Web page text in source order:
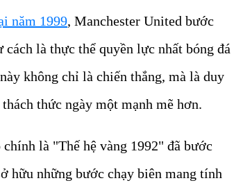
năm 1999, Manchester United bước
là thực thể quyền lực nhất bóng đá
không chỉ là chiến thắng, mà là duy
thức ngày một mạnh mẽ hơn.
là "Thế hệ vàng 1992" đã bước
hữu những bước chạy biên mang tính